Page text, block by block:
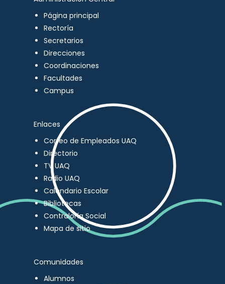
Página principal
Rectoría
Secretarios
Direcciones
Coordinaciones
Facultades
Campus
Enlaces
Correo de Empleados UAQ
Directorio
TV UAQ
Radio UAQ
Calendario Escolar
Bibliotecas
Contraloría Social
Mapa de sitio
Comunidades
Alumnos